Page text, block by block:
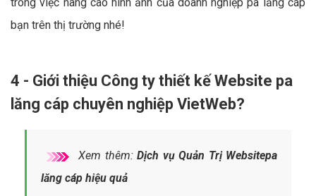
bạn trên thị trường nhé!
4 - Giới thiệu Công ty thiết kế Website pa
lăng cáp chuyên nghiệp VietWeb?
Xem thêm:Dịch vụ Quản Trị Websitepa
lăng cáp hiệu quả